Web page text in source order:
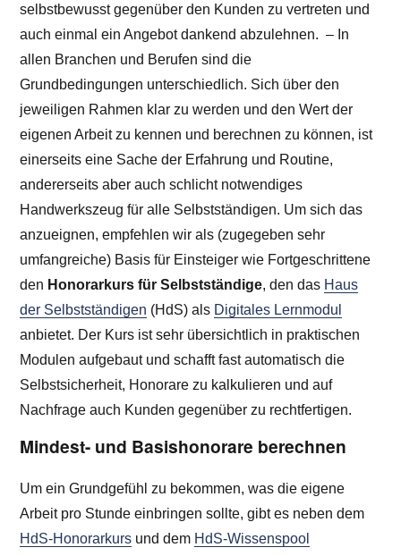
selbstbewusst gegenüber den Kunden zu vertreten und
auch einmal ein Angebot dankend abzulehnen. – In
allen Branchen und Berufen sind die
Grundbedingungen unterschiedlich. Sich über den
jeweiligen Rahmen klar zu werden und den Wert der
eigenen Arbeit zu kennen und berechnen zu können, ist
einerseits eine Sache der Erfahrung und Routine,
andererseits aber auch schlicht notwendiges
Handwerkszeug für alle Selbstständigen. Um sich das
anzueignen, empfehlen wir als (zugegeben sehr
umfangreiche) Basis für Einsteiger wie Fortgeschrittene
den Honorarkurs für Selbstständige, den das Haus
der Selbstständigen (HdS) als Digitales Lernmodul
anbietet. Der Kurs ist sehr übersichtlich in praktischen
Modulen aufgebaut und schafft fast automatisch die
Selbstsicherheit, Honorare zu kalkulieren und auf
Nachfrage auch Kunden gegenüber zu rechtfertigen.
Mindest- und Basishonorare berechnen
Um ein Grundgefühl zu bekommen, was die eigene
Arbeit pro Stunde einbringen sollte, gibt es neben dem
HdS-Honorarkurs und dem HdS-Wissenspool